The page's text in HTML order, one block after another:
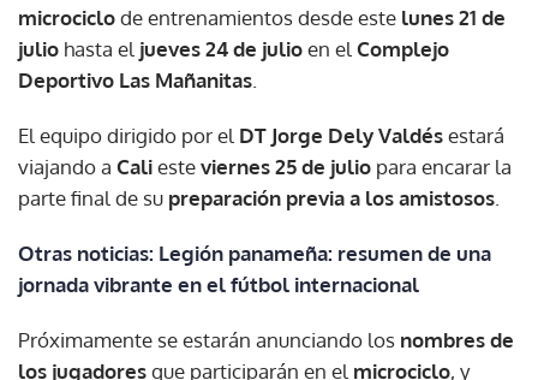
microciclode entrenamientos desde este lunes 21 de
julio hasta el jueves 24 de julioen el Complejo
Deportivo Las Mañanitas
El equipo dirigido por el DT Jorge Dely Valdésestará
viajando a Caliesteviernes 25 de julio para encarar la
parte final de su preparación previa a los amistosos
Otras noticias: Legión panameña: resumen de una
jornada vibrante en el fútbol internacional
Próximamente se estarán anunciando los nombres de
los jugadoresque participarán en el microciclo, y